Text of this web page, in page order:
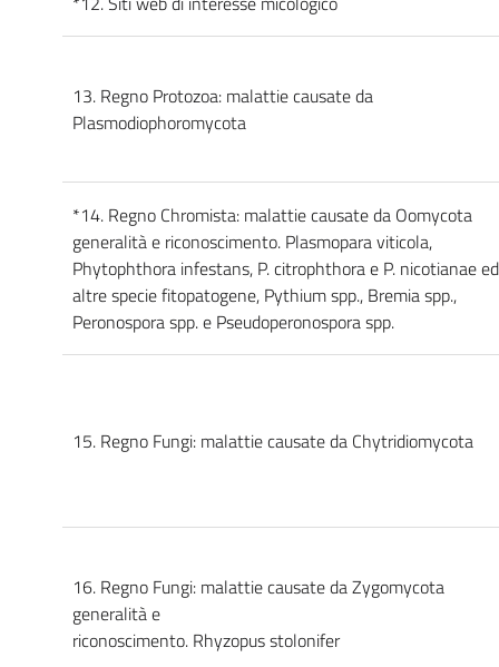
13. Regno Protozoa: malattie causate da
Plasmodiophoromycota
*14. Regno Chromista: malattie causate da Oomycota
generalità e riconoscimento. Plasmopara viticola,
Phytophthora infestans, P. citrophthora e P. nicotianae ed
altre specie fitopatogene, Pythium spp., Bremia spp.,
Peronospora spp. e Pseudoperonospora spp.
15. Regno Fungi: malattie causate da Chytridiomycota
16. Regno Fungi: malattie causate da Zygomycota
generalità e
riconoscimento. Rhyzopus stolonifer